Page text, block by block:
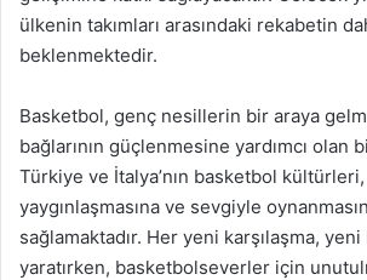
ülkenin takımları arasındaki rekabetin
beklenmektedir.
Basketbol, genç nesillerin bir araya
bağlarının güçlenmesine yardımcı olan
Türkiye ve İtalya’nın basketbol
yaygınlaşmasına ve sevgiyle
sağlamaktadır. Her yeni karşılaşma,
yaratırken, basketbolseverler için